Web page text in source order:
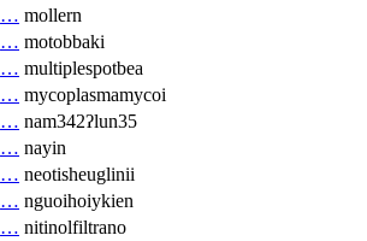
… mollern
… motobbaki
… multiplespotbea
… mycoplasmamycoi
… nam342ʔlun35
… nayin
… neotisheuglinii
… nguoihoiykien
… nitinolfiltrano